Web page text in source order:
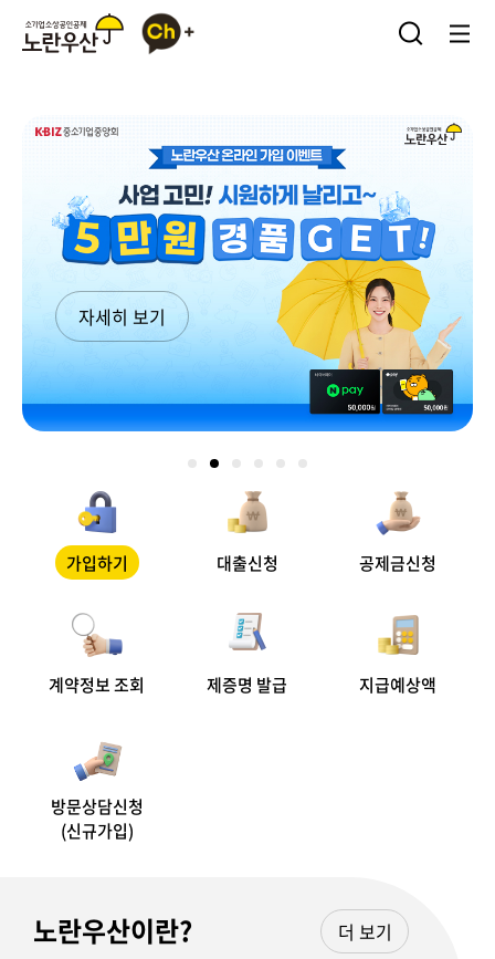
소
기
소
카
카
스
친
구
검
메
자세히 보기
가입하기 대출신청 공제금신청
계약정보 조회 제증명 발급 지급예상액
방문상담신청
(신규가입)
더 보기
노란우산이란?